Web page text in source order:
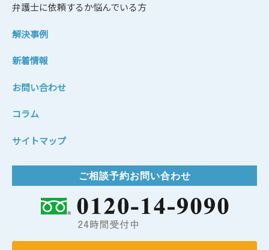
弁護士に依頼するか悩んでいる方
解決事例
新着情報
お問い合わせ
コラム
サイトマップ
ご相談予約お問い合わせ